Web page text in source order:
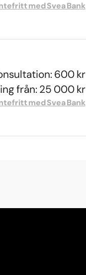
med Svea Bank
600 kr
från: 25 000 kr
med Svea Bank